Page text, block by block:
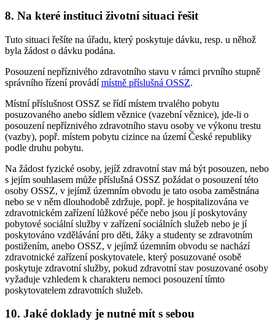
8. Na které instituci životní situaci řešit
Tuto situaci řešíte na úřadu, který poskytuje dávku, resp. u něhož
byla žádost o dávku podána.
Posouzení nepříznivého zdravotního stavu v rámci prvního stupně
správního řízení provádímístně příslušná OSSZ.
Místní příslušnost OSSZ se řídí místem trvalého pobytu
posuzovaného anebo sídlem věznice (vazební věznice), jde-li o
posouzení nepříznivého zdravotního stavu osoby ve výkonu trestu
(vazby), popř. místem pobytu cizince na území České republiky
podle druhu pobytu.
Na žádost fyzické osoby, jejíž zdravotní stav má být posouzen, nebo
s jejím souhlasem může příslušná OSSZ požádat o posouzení této
osoby OSSZ, v jejímž územním obvodu je tato osoba zaměstnána
nebo se v něm dlouhodobě zdržuje, popř. je hospitalizována ve
zdravotnickém zařízení lůžkové péče nebo jsou jí poskytovány
pobytové sociální služby v zařízení sociálních služeb nebo je jí
poskytováno vzdělávání pro děti, žáky a studenty se zdravotním
postižením, anebo OSSZ, v jejímž územním obvodu se nachází
zdravotnické zařízení poskytovatele, který posuzované osobě
poskytuje zdravotní služby, pokud zdravotní stav posuzované osoby
vyžaduje vzhledem k charakteru nemoci posouzení tímto
poskytovatelem zdravotních služeb.
10. Jaké doklady je nutné mít s sebou